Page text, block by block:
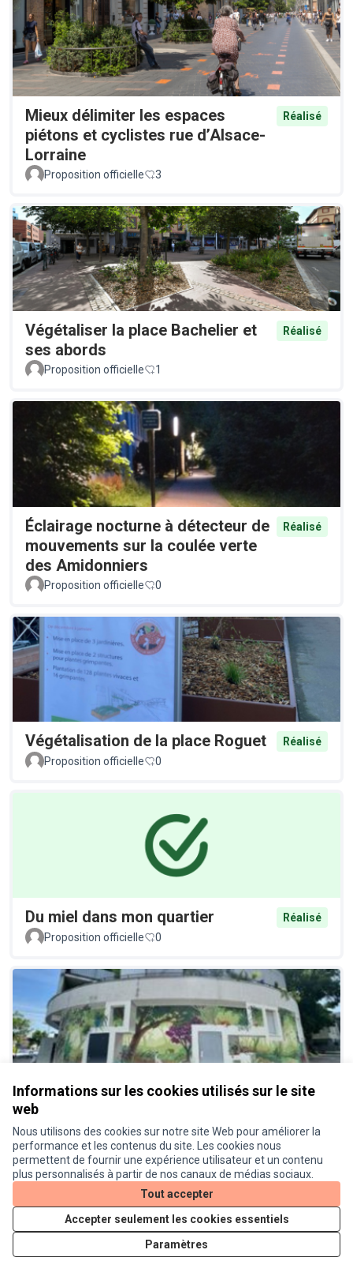
Informations sur les cookies utilisés sur le site
web
Nous utilisons des cookies sur notre site Web pour améliorer la
performance et les contenus du site. Les cookies nous
permettent de fournir une expérience utilisateur et un contenu
plus personnalisés à partir de nos canaux de médias sociaux.
Tout accepter
Accepter seulement les cookies essentiels
Paramètres
Mieux délimiter les espaces
piétons et cyclistes rue d’Alsace-
Lorraine
Réalisé
Proposition officielle 3
Végétaliser la place Bachelier et
ses abords
Réalisé
Proposition officielle 1
Éclairage nocturne à détecteur de
mouvements sur la coulée verte
des Amidonniers
Réalisé
Proposition officielle 0
Végétalisation de la place Roguet
Réalisé
Proposition officielle
0
Du miel dans mon quartier
Réalisé
Proposition officielle
0
Une fresque au cœur du quartier
Bourrasol
Réalisé
Proposition officielle 0